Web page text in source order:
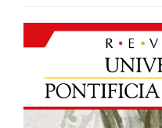
Article
Sidebar